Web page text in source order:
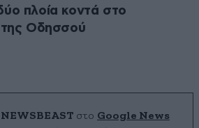
πλοία κοντά στο
της Οδησσού
NEWSBEAST στο Google News